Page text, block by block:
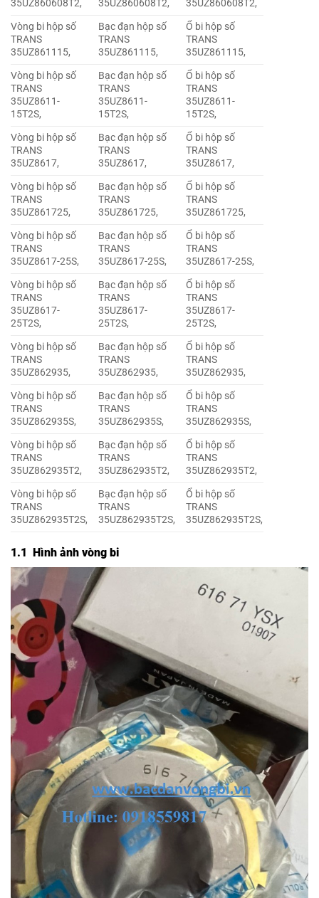
35UZ860608T2,
35UZ860608T2,
35UZ860608T2,
Vòng bi hộp số
TRANS
35UZ861115,
Bạc đạn hộp số
TRANS
35UZ861115,
Ổ bi hộp số
TRANS
35UZ861115,
Vòng bi hộp số
TRANS
35UZ8611-
15T2S,
Bạc đạn hộp số
TRANS
35UZ8611-
15T2S,
Ổ bi hộp số
TRANS
35UZ8611-
15T2S,
Vòng bi hộp số
TRANS
35UZ8617,
Bạc đạn hộp số
TRANS
35UZ8617,
Ổ bi hộp số
TRANS
35UZ8617,
Vòng bi hộp số
TRANS
35UZ861725,
Bạc đạn hộp số
TRANS
35UZ861725,
Ổ bi hộp số
TRANS
35UZ861725,
Vòng bi hộp số
TRANS
35UZ8617-25S,
Bạc đạn hộp số
TRANS
35UZ8617-25S,
Ổ bi hộp số
TRANS
35UZ8617-25S,
Vòng bi hộp số
TRANS
35UZ8617-
25T2S,
Bạc đạn hộp số
TRANS
35UZ8617-
25T2S,
Ổ bi hộp số
TRANS
35UZ8617-
25T2S,
Vòng bi hộp số
TRANS
35UZ862935,
Bạc đạn hộp số
TRANS
35UZ862935,
Ổ bi hộp số
TRANS
35UZ862935,
Vòng bi hộp số
TRANS
35UZ862935S,
Bạc đạn hộp số
TRANS
35UZ862935S,
Ổ bi hộp số
TRANS
35UZ862935S,
Vòng bi hộp số
TRANS
35UZ862935T2,
Bạc đạn hộp số
TRANS
35UZ862935T2,
Ổ bi hộp số
TRANS
35UZ862935T2,
Vòng bi hộp số
TRANS
35UZ862935T2S,
Bạc đạn hộp số
TRANS
35UZ862935T2S,
Ổ bi hộp số
TRANS
35UZ862935T2S,
1.1 Hình ảnh vòng bi